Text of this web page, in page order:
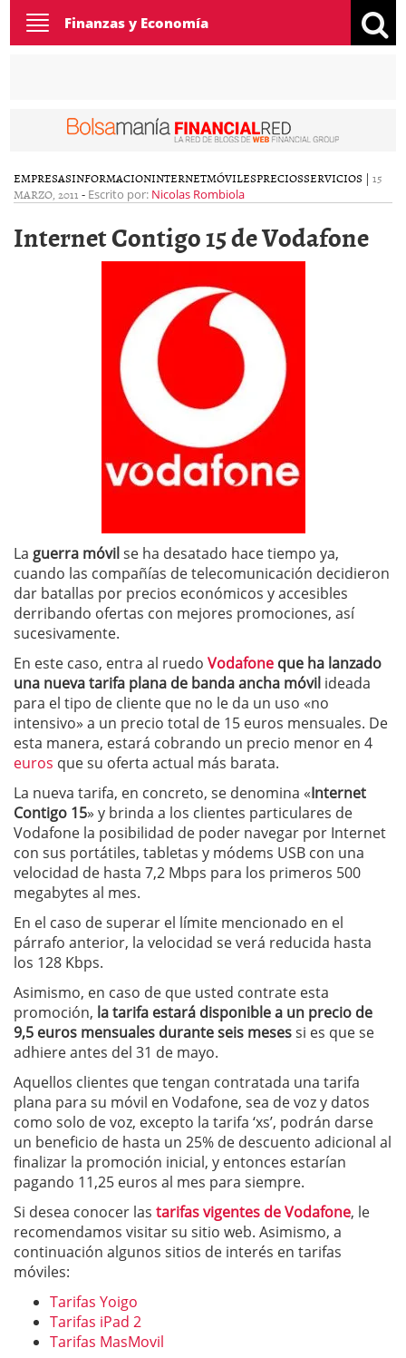
Toggle
navigation
Finanzas y Economía
EMPRESASINFORMACIONINTERNETMÓVILESPRECIOSSERVICIOS | 15
MARZO, 2011 - Escrito por: Nicolas Rombiola
Internet Contigo 15 de Vodafone
La guerra móvilse ha desatado hace tiempo ya,
cuando las compañías de telecomunicación decidieron
dar batallas por precios económicos y accesibles
derribando ofertas con mejores promociones, así
sucesivamente.
En este caso, entra al ruedo Vodafone que ha lanzado
una nueva tarifa plana de banda ancha móvil ideada
para el tipo de cliente que no le da un uso «no
intensivo» a un precio total de 15 euros mensuales. De
esta manera, estará cobrando un precio menor en 4
euros que su oferta actual más barata.
La nueva tarifa, en concreto, se denomina «Internet
Contigo 15» y brinda a los clientes particulares de
Vodafone la posibilidad de poder navegar por Internet
con sus portátiles, tabletas y módems USB con una
velocidad de hasta 7,2 Mbps para los primeros 500
megabytes al mes.
En el caso de superar el límite mencionado en el
párrafo anterior, la velocidad se verá reducida hasta
los 128 Kbps.
Asimismo, en caso de que usted contrate esta
promoción, la tarifa estará disponible a un precio de
9,5 euros mensuales durante seis mesessi es que se
adhiere antes del 31 de mayo.
Aquellos clientes que tengan contratada una tarifa
plana para su móvil en Vodafone, sea de voz y datos
como solo de voz, excepto la tarifa ‘xs’, podrán darse
un beneficio de hasta un 25% de descuento adicional al
finalizar la promoción inicial, y entonces estarían
pagando 11,25 euros al mes para siempre.
Si desea conocer las tarifas vigentes de Vodafone, le
recomendamos visitar su sitio web. Asimismo, a
continuación algunos sitios de interés en tarifas
móviles:
Tarifas Yoigo
Tarifas iPad 2
Tarifas MasMovil